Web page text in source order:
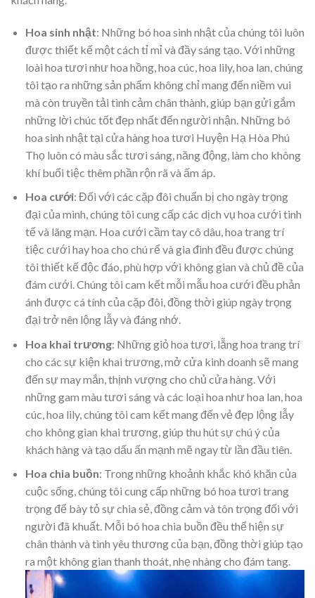
Hoa sinh nhật: Những bó hoa sinh nhật của chúng tôi luôn
được thiết kế một cách tỉ mỉ và đầy sáng tạo. Với những
loài hoa tươi như hoa hồng, hoa cúc, hoa lily, hoa lan, chúng
tôi tạo ra những sản phẩm không chỉ mang đến niềm vui
mà còn truyền tải tình cảm chân thành, giúp bạn gửi gắm
những lời chúc tốt đẹp nhất đến người nhận. Những bó
hoa sinh nhật tại cửa hàng hoa tươi Huyện Hạ Hòa Phú
Thọ luôn có màu sắc tươi sáng, năng động, làm cho không
khí buổi tiệc thêm phần rộn rã và ấm áp.
Hoa cưới: Đối với các cặp đôi chuẩn bị cho ngày trọng
đại của mình, chúng tôi cung cấp các dịch vụ hoa cưới tinh
tế và lãng mạn. Hoa cưới cầm tay cô dâu, hoa trang trí
tiệc cưới hay hoa cho chú rể và gia đình đều được chúng
tôi thiết kế độc đáo, phù hợp với không gian và chủ đề của
đám cưới. Chúng tôi cam kết mỗi mẫu hoa cưới đều phản
ánh được cá tính của cặp đôi, đồng thời giúp ngày trọng
đại trở nên lộng lẫy và đáng nhớ.
Hoa khai trương: Những giỏ hoa tươi, lẵng hoa trang trí
cho các sự kiện khai trương, mở cửa kinh doanh sẽ mang
đến sự may mắn, thịnh vượng cho chủ cửa hàng. Với
những gam màu tươi sáng và các loại hoa như hoa lan, hoa
cúc, hoa lily, chúng tôi cam kết mang đến vẻ đẹp lộng lẫy
cho không gian khai trương, giúp thu hút sự chú ý của
khách hàng và tạo dấu ấn mạnh mẽ ngay từ lần đầu tiên.
Hoa chia buồn: Trong những khoảnh khắc khó khăn của
cuộc sống, chúng tôi cung cấp những bó hoa tươi trang
trọng để bày tỏ sự chia sẻ, đồng cảm và tôn trọng đối với
người đã khuất. Mỗi bó hoa chia buồn đều thể hiện sự
chân thành và tình yêu thương của bạn, đồng thời giúp tạo
ra một không gian thanh thoát, nhẹ nhàng cho đám tang.